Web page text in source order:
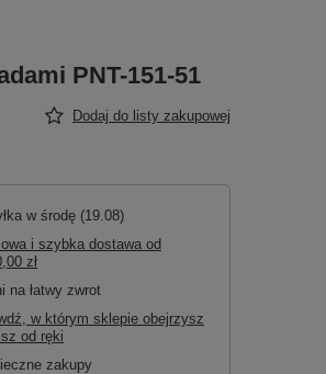
PNT-151-51
Dodaj do listy zakupowej
w środę (19.08)
i szybka dostawa od
zł
na łatwy zwrot
w którym sklepie obejrzysz
od ręki
zakupy